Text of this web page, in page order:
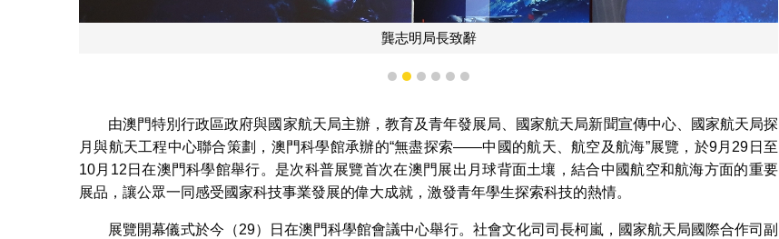
龔志明局長致辭
1 2 3 4 5 6
由澳門特別行政區政府與國家航天局主辦，教育及青年發展局、國家航天局新聞宣傳中心、國家航天局探
月與航天工程中心聯合策劃，澳門科學館承辦的“無盡探索——中國的航天、航空及航海”展覽，於9月29日至
10月12日在澳門科學館舉行。是次科普展覽首次在澳門展出月球背面土壤，結合中國航空和航海方面的重要
展品，讓公眾一同感受國家科技事業發展的偉大成就，激發青年學生探索科技的熱情。
展覽開幕儀式於今（29）日在澳門科學館會議中心舉行。社會文化司司長柯嵐，國家航天局國際合作司副